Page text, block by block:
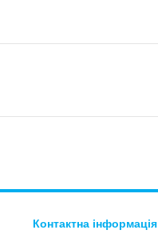
Контактна інформація